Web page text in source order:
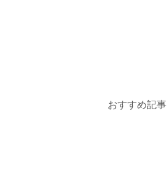
おすすめ記事